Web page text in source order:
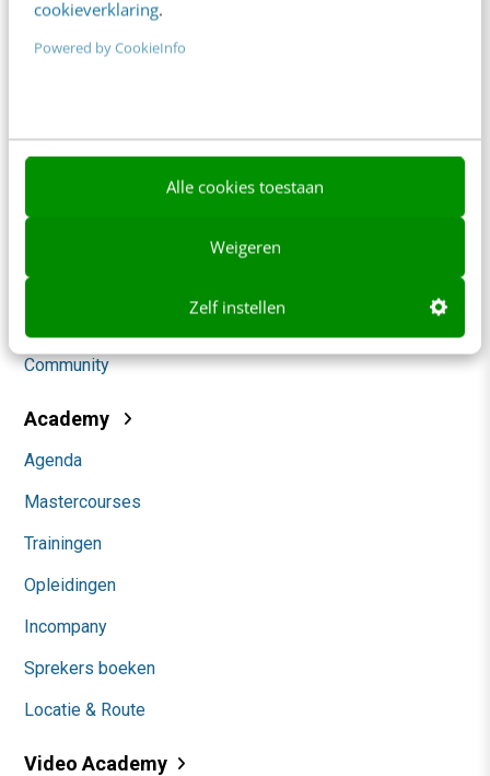
cookieverklaring.
Powered by CookieInfo
Alle cookies toestaan
Weigeren
Zelf instellen
Whitepapers
Content & Communicatie
Social
Community
Academy
Agenda
Mastercourses
Trainingen
Opleidingen
Incompany
Sprekers boeken
Locatie & Route
Video Academy